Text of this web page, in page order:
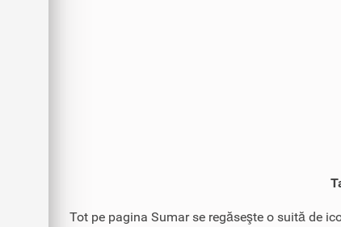
Tot pe pagina Sumar se regăseşte o suită de